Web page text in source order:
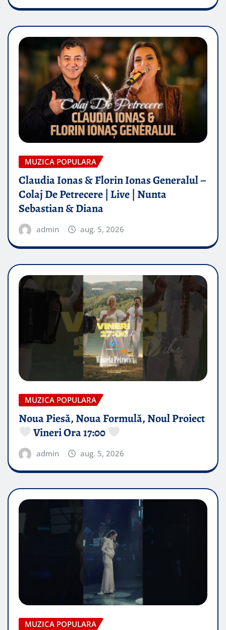
MUZICA POPULARA
Claudia Ionas & Florin Ionas Generalul –
Colaj De Petrecere | Live | Nunta
Sebastian & Diana
admin aug. 5, 2026
MUZICA POPULARA
Noua Piesă, Noua Formulă, Noul Proiect
Vineri Ora 17:00
admin aug. 5, 2026
MUZICA POPULARA